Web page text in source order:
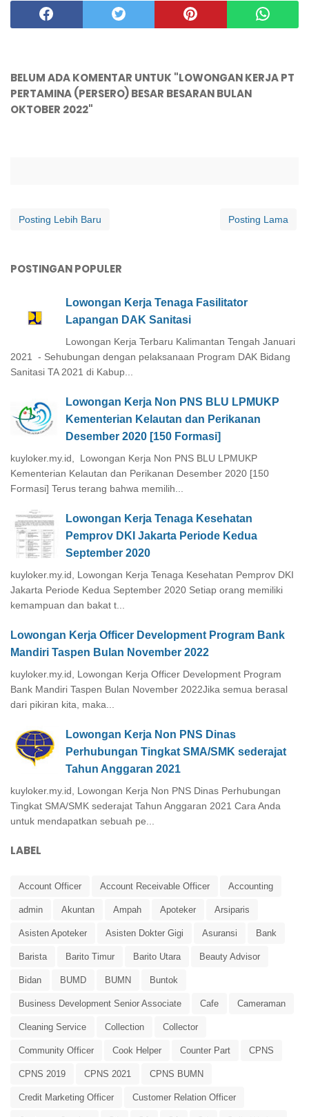
BELUM ADA KOMENTAR UNTUK "LOWONGAN KERJA PT
PERTAMINA (PERSERO) BESAR BESARAN BULAN
OKTOBER 2022"
Posting Lebih Baru Posting Lama
POSTINGAN POPULER
Lowongan Kerja Tenaga Fasilitator
Lapangan DAK Sanitasi
Lowongan Kerja Terbaru Kalimantan Tengah Januari
2021 - Sehubungan dengan pelaksanaan Program DAK Bidang
Sanitasi TA 2021 di Kabup...
Lowongan Kerja Non PNS BLU LPMUKP
Kementerian Kelautan dan Perikanan
Desember 2020 [150 Formasi]
kuyloker.my.id, Lowongan Kerja Non PNS BLU LPMUKP
Kementerian Kelautan dan Perikanan Desember 2020 [150
Formasi] Terus terang bahwa memilih...
Lowongan Kerja Tenaga Kesehatan
Pemprov DKI Jakarta Periode Kedua
September 2020
kuyloker.my.id, Lowongan Kerja Tenaga Kesehatan Pemprov DKI
Jakarta Periode Kedua September 2020 Setiap orang memiliki
kemampuan dan bakat t...
Lowongan Kerja Officer Development Program Bank
Mandiri Taspen Bulan November 2022
kuyloker.my.id, Lowongan Kerja Officer Development Program
Bank Mandiri Taspen Bulan November 2022Jika semua berasal
dari pikiran kita, maka...
Lowongan Kerja Non PNS Dinas
Perhubungan Tingkat SMA/SMK sederajat
Tahun Anggaran 2021
kuyloker.my.id, Lowongan Kerja Non PNS Dinas Perhubungan
Tingkat SMA/SMK sederajat Tahun Anggaran 2021 Cara Anda
untuk mendapatkan sebuah pe...
LABEL
Account Officer Account Receivable Officer Accounting
admin Akuntan Ampah Apoteker Arsiparis
Asisten Apoteker Asisten Dokter Gigi Asuransi Bank
Barista Barito Timur Barito Utara Beauty Advisor
Bidan BUMD BUMN Buntok
Business Development Senior Associate Cafe Cameraman
Cleaning Service Collection Collector
Community Officer Cook Helper Counter Part CPNS
CPNS 2019 CPNS 2021 CPNS BUMN
Credit Marketing Officer Customer Relation Officer